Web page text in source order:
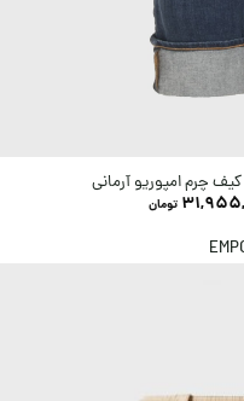
چرم امپوریو آرمانی
تومان